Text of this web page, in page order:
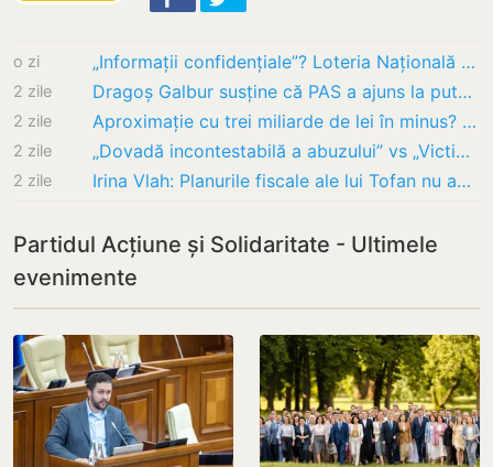
o zi „Informații confidențiale”? Loteria Națională a Moldovei a refuzat (inițial) să spună câte…
2 zile Dragoș Galbur susține că PAS a ajuns la putere cu sprijin extern: „Fără Angela Merkel și…
2 zile Aproximație cu trei miliarde de lei în minus? Tofan, surprins că „moldovenii cheltuie…
2 zile „Dovadă incontestabilă a abuzului” vs „Victimizare”: Tatiana Vozian și Marian Lupu,…
2 zile Irina Vlah: Planurile fiscale ale lui Tofan nu au surprins pe nimeni. PAS intenționează,…
Partidul Acțiune și Solidaritate - Ultimele
evenimente